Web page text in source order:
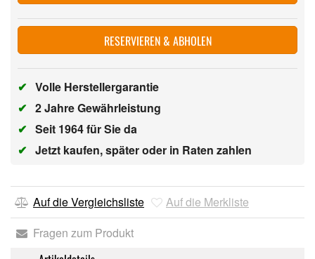
RESERVIEREN & ABHOLEN
✔ Volle Herstellergarantie
✔ 2 Jahre Gewährleistung
✔ Seit 1964 für Sie da
✔ Jetzt kaufen, später oder in Raten zahlen
Auf die Vergleichsliste
Auf die Merkliste
Fragen zum Produkt